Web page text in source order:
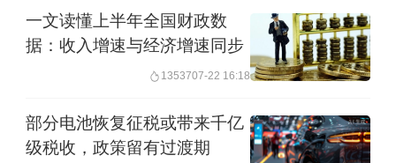
上海财经大学公共政策与治理研究院院
长田志伟告诉第一财经，上述不动产租
赁、销售项目之所以给予5%征收率优惠
政策，主要是房地产等行业在2016年4月
30日之前缴纳营业税，而从5月1日开始
一文读懂上半年全国财政数
据：收入增速与经济增速同步
1353707-22 16:18
部分电池恢复征税或带来千亿
级税收，政策留有过渡期